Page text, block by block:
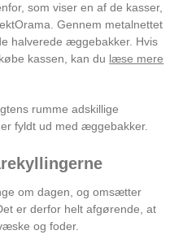
som viser en af de kasser,
Gennem metalnettet
halverede æggebakker. Hvis
kassen, kan du læse mere
rumme adskillige
fyldt ud med æggebakker.
om dagen, og omsætter
er derfor helt afgørende, at
og foder.